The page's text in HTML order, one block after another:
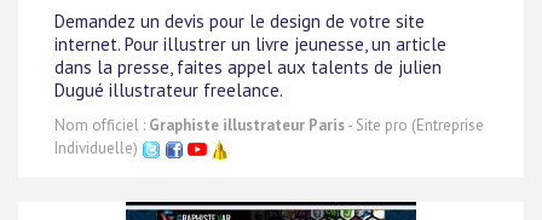
Demandez un devis pour le design de votre site
internet. Pour illustrer un livre jeunesse, un article
dans la presse, faites appel aux talents de julien
Dugué illustrateur freelance.
Nom officiel : Graphiste illustrateur Paris- Site pro (Entreprise
Individuelle)